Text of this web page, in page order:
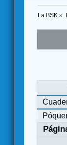
La BSK »